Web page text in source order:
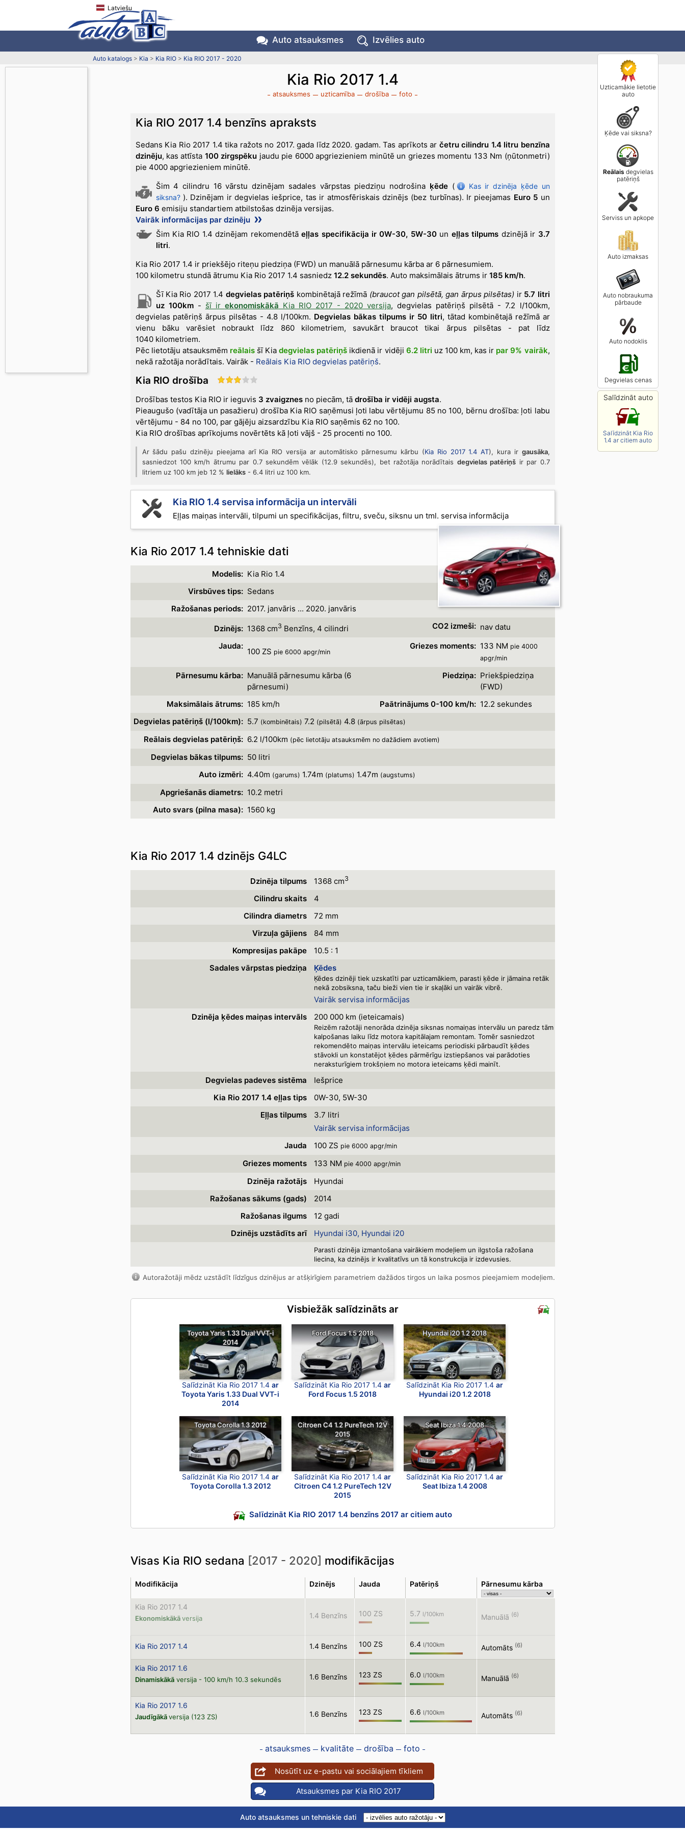
Latviešu
Auto atsauksmes Izvēlies auto
Uzticamākie lietotie
auto
Ķēde vai siksna?
Reālais degvielas
patēriņš
Serviss un apkope
Auto izmaksas
Auto nobraukuma
pārbaude
Auto nodoklis
Degvielas cenas
Salīdzināt auto
Salīdzināt Kia Rio
1.4 ar citiem auto
Auto katalogs > Kia > Kia RIO > Kia RIO 2017 - 2020
Kia Rio 2017 1.4
atsauksmes uzticamība drošība foto
Kia RIO 2017 1.4 benzīns apraksts
Sedans Kia Rio 2017 1.4 tika ražots no 2017. gada līdz 2020. gadam. Tas aprīkots ar četru cilindru 1.4 litru benzīna
dzinēju, kas attīsta 100 zirgspēku jaudu pie 6000 apgriezieniem minūtē un griezes momentu 133 Nm (ņūtonmetri)
pie 4000 apgriezieniem minūtē.
Šim 4 cilindru 16 vārstu dzinējam sadales vārpstas piedziņu nodrošina ķēde(
Kas ir dzinēja ķēde un
siksna?). Dzinējam ir degvielas iešprice, tas ir atmosfēriskais dzinējs (bez turbīnas). Ir pieejamas Euro 5 un
Euro 6 emisiju standartiem atbilstošas dzinēja versijas.
Vairāk informācijas par dzinēju
Šim Kia RIO 1.4 dzinējam rekomendētāeļļas specifikācija ir 0W-30, 5W-30un eļļas tilpums dzinējā ir 3.7
litri.
Kia Rio 2017 1.4 ir priekšējo riteņu piedziņa (FWD) un manuālā pārnesumu kārba ar 6 pārnesumiem.
100 kilometru stundā ātrumu Kia Rio 2017 1.4 sasniedz 12.2 sekundēs. Auto maksimālais ātrums ir 185 km/h.
Šī Kia Rio 2017 1.4 degvielas patēriņš kombinētajā režīmā (braucot gan pilsētā, gan ārpus pilsētas) ir 5.7 litri
uz 100km- šī ir ekonomiskākā Kia RIO 2017 - 2020 versija, degvielas patēriņš pilsētā - 7.2 l/100km,
degvielas patēriņš ārpus pilsētas - 4.8 l/100km. Degvielas bākas tilpums ir 50 litri, tātad kombinētajā režīmā ar
vienu bāku varēsiet nobraukt līdz 860 kilometriem, savukārt braucot tikai ārpus pilsētas - pat līdz
1040 kilometriem.
Pēc lietotāju atsauksmēm reālaisšī Kiadegvielas patēriņš ikdienā ir vidēji 6.2 litri uz 100 km, kas ir par 9% vairāk,
nekā ražotāja norādītais. Vairāk - Reālais Kia RIO degvielas patēriņš.
Kia RIO drošība
Drošības testos Kia RIO ir ieguvis 3 zvaigznesno piecām, tā drošība ir vidēji augsta.
Pieaugušo (vadītāja un pasažieru) drošība Kia RIO saņēmusi ļoti labu vērtējumu 85 no 100, bērnu drošība: ļoti labu
vērtējumu - 84 no 100, par gājēju aizsardzību Kia RIO saņēmis 62 no 100.
Kia RIO drošības aprīkojums novērtēts kā ļoti vājš - 25 procenti no 100.
Ar šādu pašu dzinēju pieejama arī Kia RIO versija ar automātisko pārnesumu kārbu (Kia Rio 2017 1.4 AT), kura ir gausāka,
sasniedzot 100 km/h ātrumu par 0.7 sekundēm vēlāk (12.9 sekundēs), bet ražotāja norādītais degvielas patēriņš ir par 0.7
litriem uz 100 km jeb 12 % lielāks- 6.4 litri uz 100 km.
Kia RIO 1.4 servisa informācija un intervāli
Eļļas maiņas intervāli, tilpumi un specifikācijas, filtru, sveču, siksnu un tml. servisa informācija
Kia Rio 2017 1.4 tehniskie dati
Modelis: Kia Rio 1.4
Virsbūves tips: Sedans
Ražošanas periods: 2017. janvāris ... 2020. janvāris
Dzinējs: 1368 cm3 Benzīns, 4 cilindri CO2 izmeši: nav datu
Jauda:
100 ZS pie 6000 apgr/min
Griezes moments: 133 NM pie 4000
apgr/min
Pārnesumu kārba: Manuālā pārnesumu kārba (6
pārnesumi)
Piedziņa: Priekšpiedziņa
(FWD)
Maksimālais ātrums: 185 km/h Paātrinājums 0-100 km/h: 12.2 sekundes
Degvielas patēriņš (l/100km): 5.7 (kombinētais) 7.2 (pilsētā) 4.8 (ārpus pilsētas)
Reālais degvielas patēriņš: 6.2 l/100km (pēc lietotāju atsauksmēm no dažādiem avotiem)
Degvielas bākas tilpums: 50 litri
Auto izmēri: 4.40m (garums) 1.74m (platums) 1.47m (augstums)
Apgriešanās diametrs: 10.2 metri
Auto svars (pilna masa): 1560 kg
Kia Rio 2017 1.4 dzinējs G4LC
Dzinēja tilpums 1368 cm3
Cilindru skaits
4
Cilindra diametrs
72 mm
Virzuļa gājiens
84 mm
Kompresijas pakāpe
10.5 : 1
Sadales vārpstas piedziņa
Ķēdes
Ķēdes dzinēji tiek uzskatīti par uzticamākiem, parasti ķēde ir jāmaina retāk
nekā zobsiksna, taču bieži vien tie ir skaļāki un vairāk vibrē.
Vairāk servisa informācijas
Dzinēja ķēdes maiņas intervāls
200 000 km (ieteicamais)
Reizēm ražotāji nenorāda dzinēja siksnas nomaiņas intervālu un paredz tām
kalpošanas laiku līdz motora kapitālajam remontam. Tomēr sasniedzot
rekomendēto maiņas intervālu ieteicams periodiski pārbaudīt ķēdes
stāvokli un konstatējot ķēdes pārmērīgu izstiepšanos vai parādoties
neraksturīgiem trokšņiem no motora ieteicams ķēdi mainīt.
Degvielas padeves sistēma
Iešprice
Kia Rio 2017 1.4 eļļas tips
0W-30, 5W-30
Eļļas tilpums
3.7 litri
Vairāk servisa informācijas
Jauda
100 ZS pie 6000 apgr/min
Griezes moments 133 NM pie 4000 apgr/min
Dzinēja ražotājs
Hyundai
Ražošanas sākums (gads)
2014
Ražošanas ilgums
12 gadi
Dzinējs uzstādīts arī
Hyundai i30 Hyundai i20
Parasti dzinēja izmantošana vairākiem modeļiem un ilgstoša ražošana
liecina, ka dzinējs ir kvalitatīvs un tā konstrukcija ir izdevusies.
Autoražotāji mēdz uzstādīt līdzīgus dzinējus ar atšķirīgiem parametriem dažādos tirgos un laika posmos pieejamiem modeļiem.
Visbiežāk salīdzināts ar
Toyota Yaris 1.33 Dual VVT-i
2014
Salīdzināt Kia Rio 2017 1.4 ar
Toyota Yaris 1.33 Dual VVT-i
2014
Ford Focus 1.5 2018
Salīdzināt Kia Rio 2017 1.4 ar
Ford Focus 1.5 2018
Hyundai i20 1.2 2018
Salīdzināt Kia Rio 2017 1.4 ar
Hyundai i20 1.2 2018
Toyota Corolla 1.3 2012
Salīdzināt Kia Rio 2017 1.4 ar
Toyota Corolla 1.3 2012
Citroen C4 1.2 PureTech 12V
2015
Salīdzināt Kia Rio 2017 1.4 ar
Citroen C4 1.2 PureTech 12V
2015
Seat Ibiza 1.4 2008
Salīdzināt Kia Rio 2017 1.4 ar
Seat Ibiza 1.4 2008
Salīdzināt Kia RIO 2017 1.4 benzīns 2017 ar citiem auto
Visas Kia RIO sedana [2017 - 2020] modifikācijas
Modifikācija Dzinējs Jauda Patēriņš Pārnesumu kārba
Kia Rio 2017 1.4
Ekonomiskākāversija 1.4 Benzīns 100 ZS 5.7 l/100km Manuālā (6)
Kia Rio 2017 1.4 1.4 Benzīns 100 ZS 6.4 l/100km Automāts (6)
Kia Rio 2017 1.6
Dinamiskākāversija - 100 km/h 10.3 sekundēs 1.6 Benzīns 123 ZS 6.0 l/100km Manuālā (6)
Kia Rio 2017 1.6
Jaudīgākāversija (123 ZS) 1.6 Benzīns 123 ZS 6.6 l/100km Automāts (6)
atsauksmes kvalitāte drošība foto
Nosūtīt uz e-pastu vai sociālajiem tīkliem
Atsauksmes par Kia RIO 2017
Auto atsauksmes un tehniskie dati